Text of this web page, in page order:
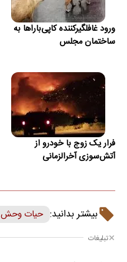
ورود غافلگیرکننده کاپی‌باراها به
ساختمان مجلس
فرار یک زوج با خودرو از
آتش‌سوزی آخرالزمانی
بیشتر بدانید: حیات وحش
تبلیغات